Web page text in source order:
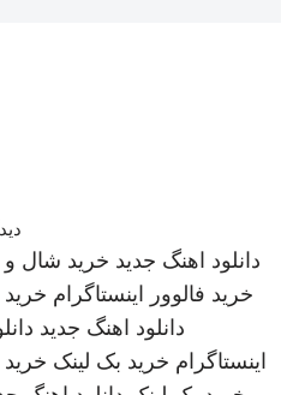
دانلود اهنگ جدید خرید شال
خرید فالوور اینستاگرام
دانلود اهنگ جدید
اینستاگرام خرید بک لینک